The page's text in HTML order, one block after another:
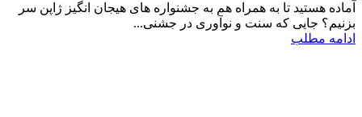
آماده هستید تا به همراه هم به جشنواره های هیجان انگیز ژاپن سر
بزنیم؟ جایی که سنت و نوآوری در جشنی...
ادامه مطلب